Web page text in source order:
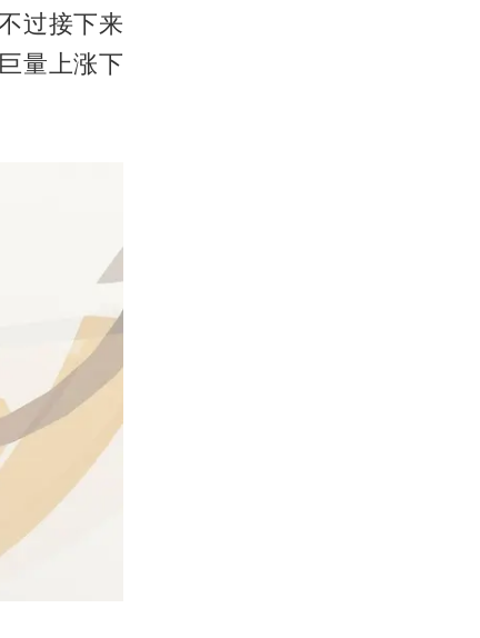
过接下来
量上涨下